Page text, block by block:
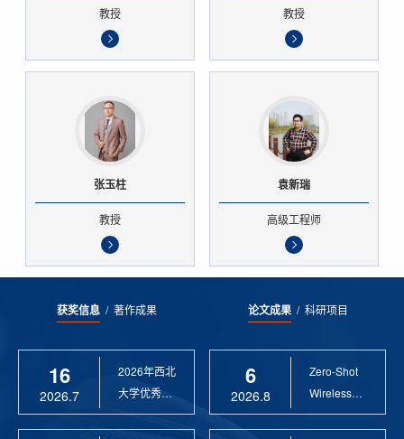
教授 教授
张玉柱
教授
袁新瑞
高级工程师
获奖信息/ 著作成果
16
2026.7
2026年西北
大学优秀硕
士论文指导
论文成果/ 科研项目
6
2026.8
Zero-Shot
Wireless
Sensor